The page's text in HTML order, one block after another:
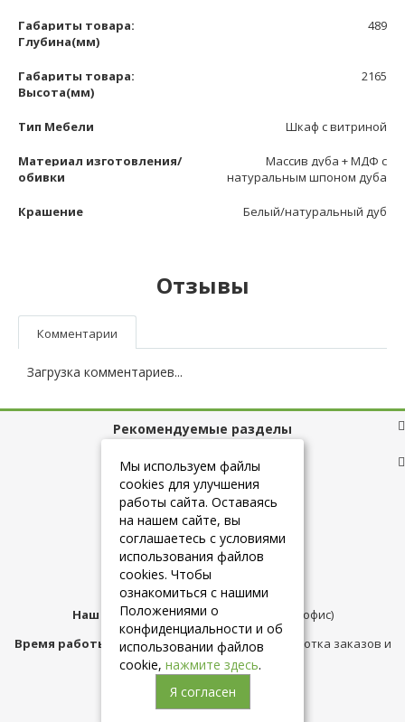
Габариты товара:
Глубина(мм)
489
Габариты товара:
Высота(мм)
2165
Тип Мебели Шкаф с витриной
Материал изготовления/
обивки
Массив дуба + МДФ с
натуральным шпоном дуба
Крашение Белый/натуральный дуб
Отзывы
Комментарии
Загрузка комментариев...
Рекомендуемые разделы
Полезные ссылки
+7 (925) 084-10-60
Наш адрес:Москва,ул.Плещеева д.12 (офис)
Время работы магазина:с 10:00 до 21:00 (обработка заказов и
консультация)
Мы используем файлы
cookies для улучшения
работы сайта. Оставаясь
на нашем сайте, вы
соглашаетесь с условиями
использования файлов
cookies. Чтобы
ознакомиться с нашими
Положениями о
конфиденциальности и об
использовании файлов
cookie, нажмите здесь.
Я согласен